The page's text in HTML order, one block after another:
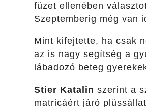
füzet ellenében
Szeptemberig még van
Mint kifejtette, ha csak
az is nagy segítség a
lábadozó beteg
Stier Katalin szerint a
matricáért járó